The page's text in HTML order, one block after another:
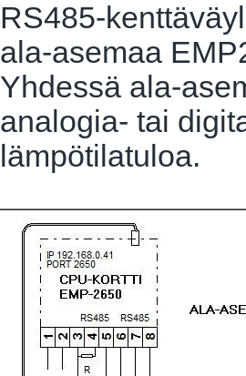
RS485-
ala-asemaa
Yhdessä ala-
analogia- tai
lämpötilatuloa.